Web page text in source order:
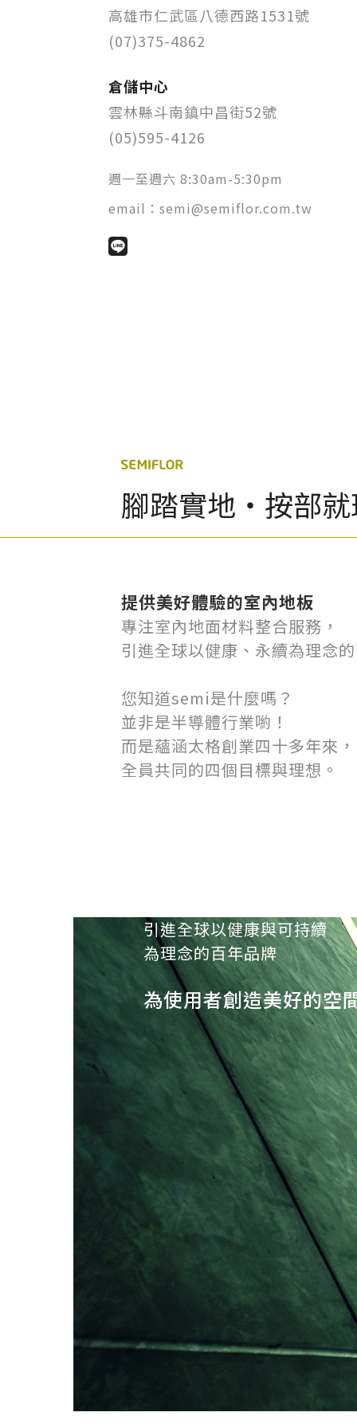
高雄市仁武區八德西路1531號
(07)375-4862
倉儲中心
雲林縣斗南鎮中昌街52號
(05)595-4126
週一至週六 8:30am-5:30pm
email： semi@semiflor.com.tw
腳踏實地・按部
提供美好體驗的室內地板
專注室內地面材料整合服務，
引進全球以健康、永續為理念
您知道semi是什麼嗎？
並非是半導體行業喲！
而是蘊涵太格創業四十多年來，
全員共同的四個目標與理想。
引進全球以健康與可持續
為理念的百年品牌
為使用者創造美好的空